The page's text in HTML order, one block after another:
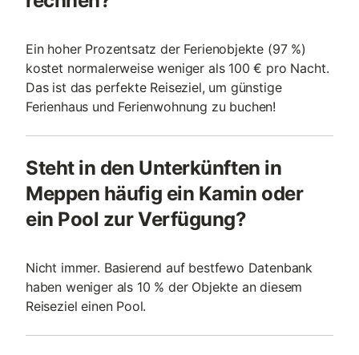
Ein hoher Prozentsatz der Ferienobjekte (97 %)
kostet normalerweise weniger als 100 € pro Nacht.
Das ist das perfekte Reiseziel, um günstige
Ferienhaus und Ferienwohnung zu buchen!
Steht in den Unterkünften in
Meppen häufig ein Kamin oder
ein Pool zur Verfügung?
Nicht immer. Basierend auf bestfewo Datenbank
haben weniger als 10 % der Objekte an diesem
Reiseziel einen Pool.